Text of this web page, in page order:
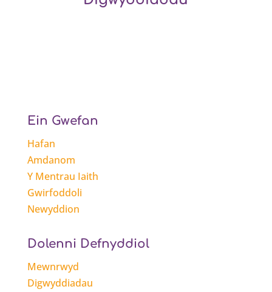
Ein Gwefan
Hafan
Amdanom
Y Mentrau Iaith
Gwirfoddoli
Newyddion
Dolenni Defnyddiol
Mewnrwyd
Digwyddiadau